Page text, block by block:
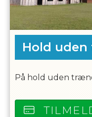
Hold
På hold uden